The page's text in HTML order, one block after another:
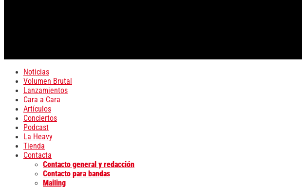
Noticias
Volumen Brutal
Lanzamientos
Cara a Cara
Artículos
Conciertos
Podcast
La Heavy
Tienda
Contacta
Contacto general y redacción
Contacto para bandas
Mailing